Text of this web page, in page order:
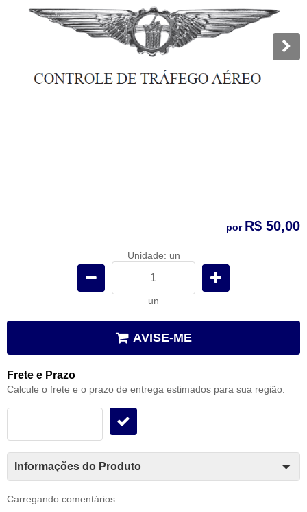
por R$ 50,00
Unidade: un
un
AVISE-ME
Frete e Prazo
Calcule o frete e o prazo de entrega estimados para sua região:
Informações do Produto
Carregando comentários ...